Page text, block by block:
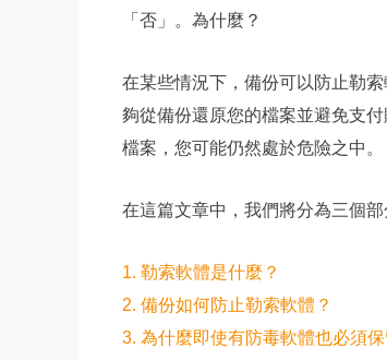
「否」。為什麼？
在某些情況下，備份可以防止勒
夠從備份還原您的檔案並避免支
檔案，您可能仍然處於危險之中。
在這篇文章中，我們將分為三個部
1. 勒索軟體是什麼？
2. 備份如何防止勒索軟體？
3. 為什麼即使有防毒軟體也必須保